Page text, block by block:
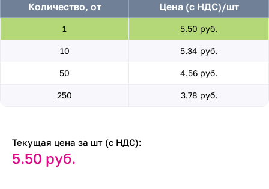
Количество, от
Цена (с НДС)/шт
1 5.50 руб.
10 5.34 руб.
50 4.56 руб.
250 3.78 руб.
Текущая цена за шт (с НДС):
5.50 руб.